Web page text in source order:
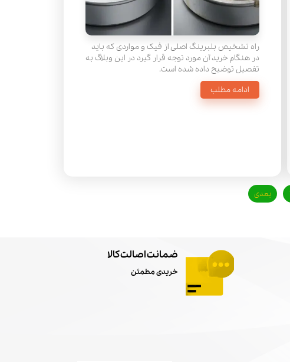
راه تشخیص بلبرینگ اصلی از فیک و مواردی که باید
در هنگام خرید آن مورد توجه قرار گیرد در این وبلاگ به
تفصیل توضیح داده شده است.
ادامه مطلب
بعدی
ضمانت اصالت کالا
خریدی مطمئن